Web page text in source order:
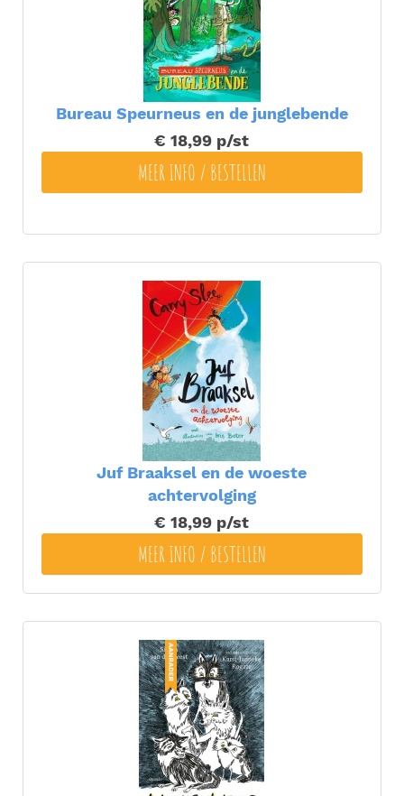
Bureau Speurneus en de junglebende
€ 18,99 p/st
MEER INFO / BESTELLEN
Juf Braaksel en de woeste
achtervolging
€ 18,99 p/st
MEER INFO / BESTELLEN